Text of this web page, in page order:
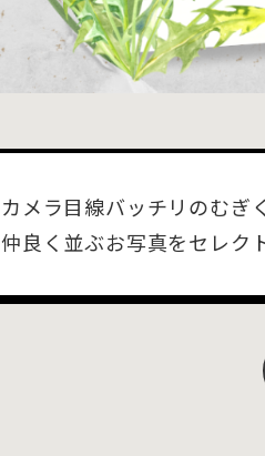
カメラ目線バッチリのむぎ
仲良く並ぶお写真をセレク